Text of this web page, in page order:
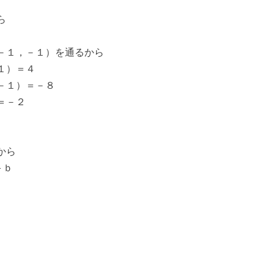
１，－１）を通るから
）＝４
１）＝－８
－２
ら